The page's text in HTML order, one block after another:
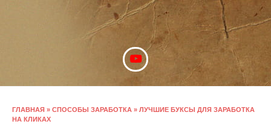
ГЛАВНАЯ » СПОСОБЫ ЗАРАБОТКА » ЛУЧШИЕ БУКСЫ ДЛЯ ЗАРАБОТКА
НА КЛИКАХ